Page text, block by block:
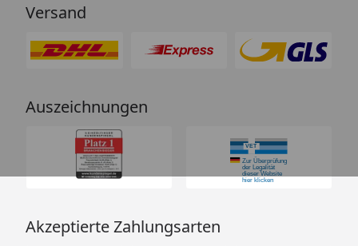
Versand
Auszeichnungen
Akzeptierte Zahlungsarten